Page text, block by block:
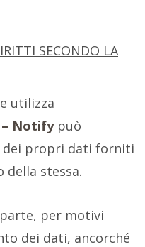
SECONDO LA
utilizza
Notifypuò
dei propri dati forniti
della stessa.
per motivi
dei dati, ancorché